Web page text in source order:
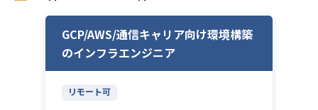
GCP/AWS/通信キャリア向け環境構築
のインフラエンジニア
リモート可